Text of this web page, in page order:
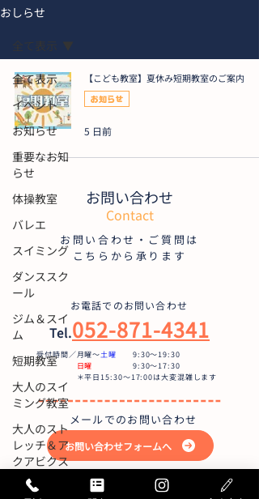
おしらせ
全て表示
イベント
お知らせ
重要なお知
らせ
体操教室
バレエ
スイミング
ダンススク
ール
ジム＆スイ
ム
短期教室
大人のスイ
ミング教室
大人のスト
レッチ＆ア
クアビクス
全て表示
【こども教室】夏休み短期教室のご案内
お知らせ
5 日前
お問い合わせ
Contact
お問い合わせ・ご質問は
こちらから承ります
お電話でのお問い合わせ
Tel.052-871-4341
受付時間／月曜〜土曜 9:30〜19:30
日曜
9:30～17:30
＊平日15:30～17:00は大変混雑します
メールでのお問い合わせ
お問い合わせフォームへ